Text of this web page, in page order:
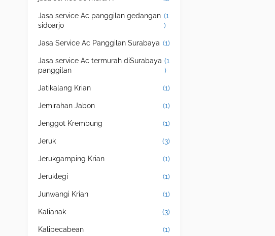
Jasa service Ac panggilan gedangan
sidoarjo
(1
)
Jasa Service Ac Panggilan Surabaya (1)
Jasa service Ac termurah diSurabaya
panggilan
(1
)
Jatikalang Krian (1)
Jemirahan Jabon (1)
Jenggot Krembung (1)
Jeruk (3)
Jerukgamping Krian (1)
Jeruklegi (1)
Junwangi Krian (1)
Kalianak (3)
Kalipecabean (1)